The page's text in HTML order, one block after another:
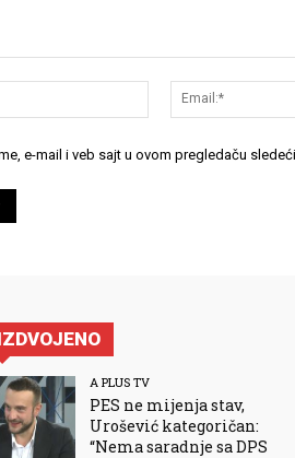
Ime:*
e-mail i veb sajt u ovom pregledaču
A PLUS TV
PES ne mijenja stav,
Urošević kategoričan:
“Nema saradnje sa DPS